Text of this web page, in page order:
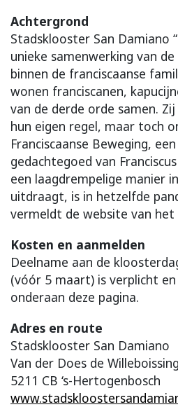
Achtergrond
Stadsklooster San Damiano
unieke samenwerking van
binnen de franciscaanse
wonen franciscanen,
van de derde orde samen.
hun eigen regel, maar toch
Franciscaanse Beweging,
gedachtegoed van
een laagdrempelige manier
uitdraagt, is in hetzelfde
vermeldt de website van het
Kosten en aanmelden
Deelname aan de
(vóór 5 maart) is verplicht
onderaan deze pagina.
Adres en route
Stadsklooster San Damiano
Van der Does de
5211 CB ‘s-Hertogenbosch